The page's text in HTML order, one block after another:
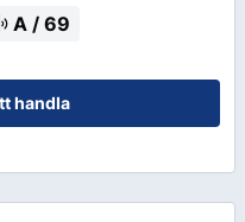
A / 69
handla